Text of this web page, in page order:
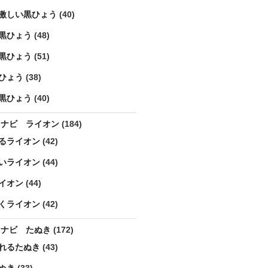
しい黒ひょう (40)
ひょう (48)
ひょう (51)
ょう (38)
ひょう (40)
ナビ ライオン(184)
ライオン(42)
ライオン(44)
オン(44)
ライオン(42)
ナビ たぬき (172)
るたぬき (43)